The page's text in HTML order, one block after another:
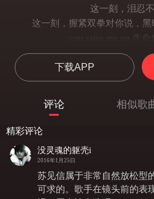
这一刻，泪忍
这一刻，握紧双拳对你说，黑
you raise me up,生
you raise me up,希
破碎的城市埋没了花朵，昂
这一刻，我们悲
这一刻，握紧双拳对你说，
受伤的大地承载着残破,擦干
you raise me up,生
you raise me up,希
下载APP
评论 相似歌
精彩评论
没灵魂的躯壳i
2016年1月25日
苏见信属于非常自然放松型
可求的。歌手在镜头前的表